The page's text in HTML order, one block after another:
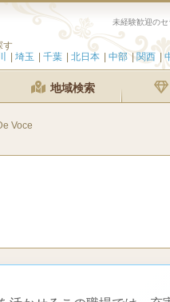
す
埼玉 千葉 北日本 中部 関西
地域検索
Voce